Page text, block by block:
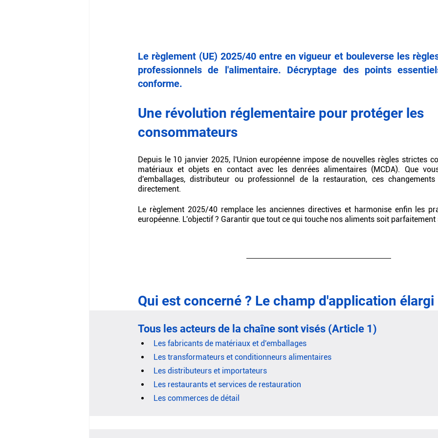
Le règlement (UE) 2025/40 entre en vigueur et bouleverse les
professionnels de l'alimentaire. Décryptage des points
conforme.
Une révolution réglementaire pour protéger les
consommateurs
Depuis le 10 janvier 2025, l'Union européenne impose de nouvelles règles strictes
matériaux et objets en contact avec les denrées alimentaires (MCDA). Que
d'emballages, distributeur ou professionnel de la restauration, ces
directement.
Le règlement 2025/40 remplace les anciennes directives et harmonise enfin les
européenne. L'objectif ? Garantir que tout ce qui touche nos aliments soit parfaitement
Qui est concerné ? Le champ d'application élargi
Tous les acteurs de la chaîne sont visés (Article 1)
Les fabricants de matériaux et d'emballages
Les transformateurs et conditionneurs alimentaires
Les distributeurs et importateurs
Les restaurants et services de restauration
Les commerces de détail